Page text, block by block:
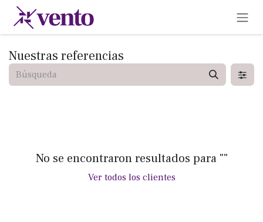
Ir al contenido
Nuestras referencias
No se encontraron resultados para ""
Ver todos los clientes